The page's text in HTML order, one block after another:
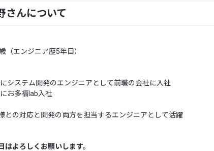
さんについて
（エンジニア歴5年目）
システム開発のエンジニアとして前職の会社に入社
お多福lab入社
との対応と開発の両方を担当するエンジニアとして活躍
はよろしくお願いします。